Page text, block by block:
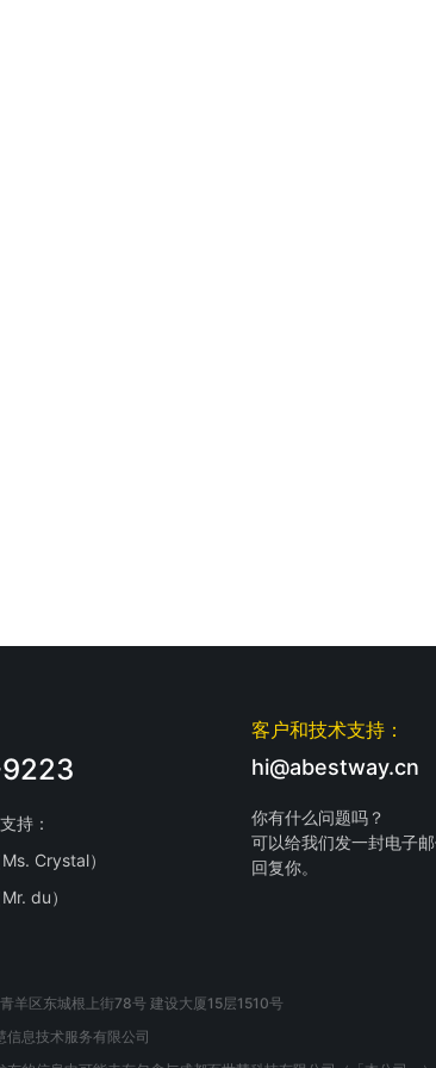
持：
Crystal）
du）
客户和技术支持：
hi@abestway.cn
你有什么问题吗？
可以给我们发一封电子
回复你。
羊区东城根上街78号 建设大厦15层1510号
信息技术服务有限公司